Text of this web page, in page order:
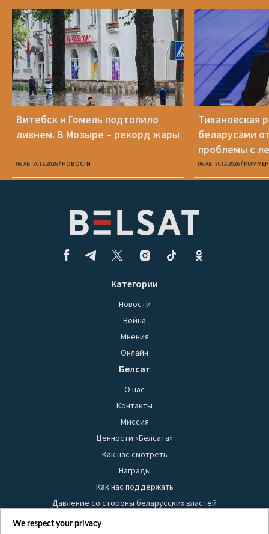
Витебск и Гомель подтопило
ливнем. В Мозыре – рекорд жары
06 АВГУСТА 2026 НОВОСТИ
Тихановская
беларусами
проблемы с
06 АВГУСТА 2026
Категории
Новости
Война
Мнения
Онлайн
Белсат
О нас
Контакты
Миссия
Ценности «Белсата»
Как нас смотреть
Награды
Как нас поддержать
Давление со стороны беларусских властей
Правила использования материалов
We respect your privacy